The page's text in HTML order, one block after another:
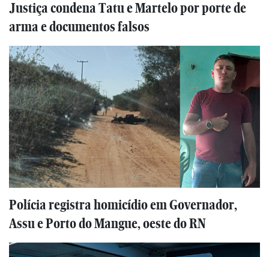
Justiça condena Tatu e Martelo por porte de
arma e documentos falsos
Polícia registra homicídio em Governador,
Assu e Porto do Mangue, oeste do RN